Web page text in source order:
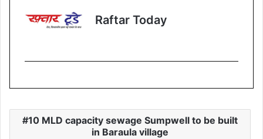
Raftar Today
10 MLD capacity sewage Sumpwell to be built
in Baraula village